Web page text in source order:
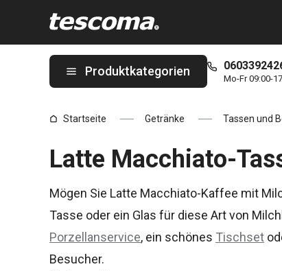
Produktkategorien
Mo-Fr 09:00-
Startseite Getränke Tassen und
Latte Macchiato-
Mögen Sie Latte Macchiato-Kaffee mit
Tasse oder ein Glas für diese Art von
Porzellanservice, ein schönes Tischset
Besucher.